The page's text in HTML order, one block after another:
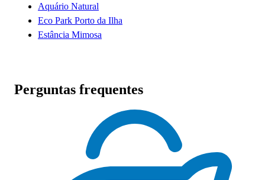
Aquário Natural
Eco Park Porto da Ilha
Estância Mimosa
Perguntas frequentes